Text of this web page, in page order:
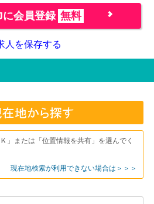
会員登録 無料
人を保存する
」または「位置情報を共有」を選んでく
現在地検索が利用できない場合は＞＞＞